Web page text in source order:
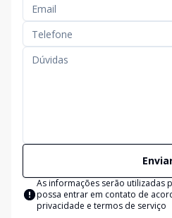
As informações serão utilizadas
possa entrar em contato de
privacidade e termos de serviço